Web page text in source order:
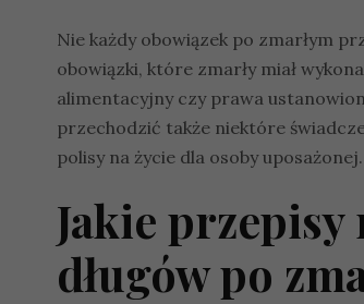
Nie każdy obowiązek po zmarłym
obowiązki, które zmarły miał
alimentacyjny czy prawa
przechodzić także niektóre
polisy na życie dla osoby uposażonej.
Jakie
długów po